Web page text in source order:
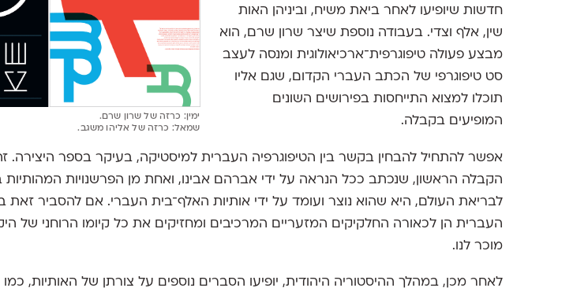
ימין: כרזה של שרון שרם.
שמאל: כרזה של אליהו משגב.
חדשות שיופיעו לאחר ביאת משיח, וביניהן האות
שין, אלף וצדי. בעבודה נוספת שיצר שרון שרם, הוא
מבצע פעולה טיפוגרפית־ארכיאולוגית ומנסה לעצב
סט טיפוגרפי של הכתב העברי הקדום, שגם אליו
תוכלו למצוא התייחסות בפירושים השונים
המופיעים בקבלה.
אפשר להתחיל להבחין בקשר בין הטיפוגרפיה העברית למיסטיקה, בעיקר בספר היצירה.
הקבלה הראשון, שנכתב ככל הנראה על ידי אברהם אבינו, ואחת מן הפרשנויות המהותיות
לבריאת העולם, היא שהוא נוצר ועומד על ידי אותיות האלף־בית העברי. אם להסביר זאת
העברית הן לכאורה החלקיקים המזעריים המרכיבים ומחזיקים את כל קיומו הרוחני של
מוכר לנו.
לאחר מכן, במהלך ההיסטוריה היהודית, יופיעו הסברים נוספים על צורתן של האותיות,